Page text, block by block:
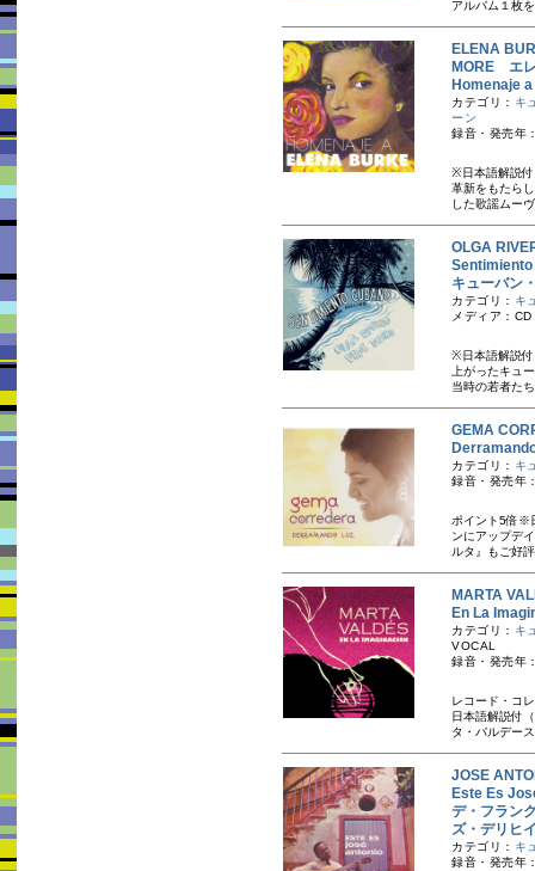
アルバム１枚
ELENA
MORE エ
Homenaje
カテゴリ： キ
ーン
録音・発売
※日本語解説付
革新をもたら
した歌謡ムー
OLGA
Sentimiento
キューバン
カテゴリ： キ
メディア：CD
※日本語解説付
上がったキュ
当時の若者た
GEMA
カテゴリ： キ
録音・発売年
ポイント5倍※
ンにアップデ
ルタ』もご好
MARTA
En La
カテゴリ： キ
VOCAL
録音・発売年
レコード・コ
日本語解説付
タ・バルデー
JOSE
Este Es
デ・フラン
ズ・デリヒ
カテゴリ： キ
録音・発売年